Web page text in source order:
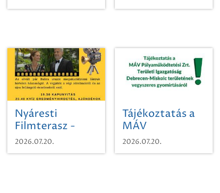
időutazásra!
Nyáresti
Filmterasz -
Beugró a
Paradicsomba
2026.07.20.
Tájékoztatás a
MÁV
Pályaműködtetési
Zrt. Területi
2026.07.20.